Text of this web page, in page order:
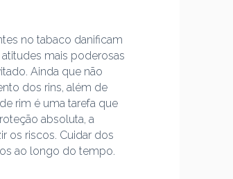
no tabaco danificam
mais poderosas
Ainda que não
dos rins, além de
rim é uma tarefa que
absoluta, a
os riscos. Cuidar dos
ao longo do tempo.